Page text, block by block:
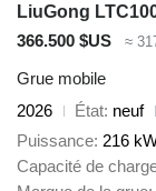
LiuGong
366.500 $US
≈
Grue mobile
2026
État neuf
Puissance 216
Capacité de